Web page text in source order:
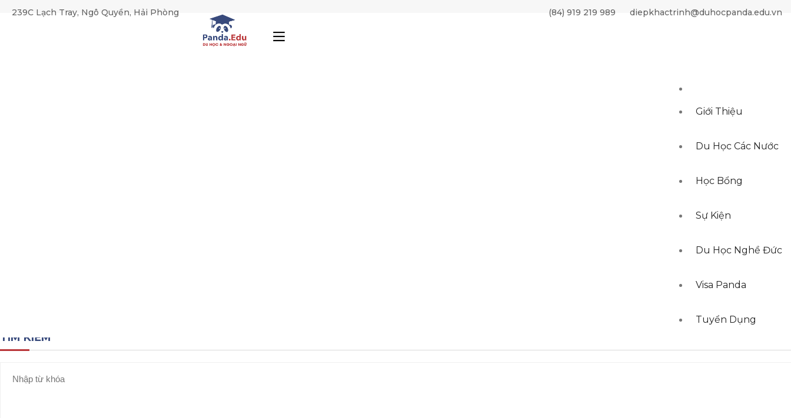
239C Lạch Tray, Ngô Quyền, Hải Phòng (84) 919 219 989 diepkhactrinh@duhocpanda.edu.vn
Giới Thiệu
Du Học Các Nước
Học Bổng
Sự Kiện
Du Học Nghề Đức
Visa Panda
Tuyển Dụng
TÌM KIẾM